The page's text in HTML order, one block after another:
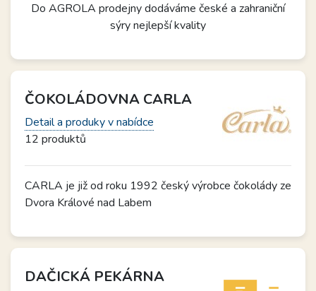
Do AGROLA prodejny dodáváme české a zahraniční
sýry nejlepší kvality
ČOKOLÁDOVNA CARLA
Detail a produky v nabídce
12 produktů
CARLA je již od roku 1992 český výrobce čokolády ze
Dvora Králové nad Labem
DAČICKÁ PEKÁRNA